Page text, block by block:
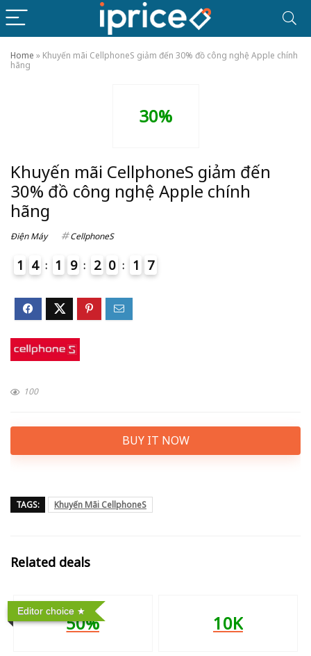
Home » Khuyến mãi CellphoneS giảm đến 30% đồ công nghệ Apple chính
hãng
30%
Khuyến mãi CellphoneS giảm đến
30% đồ công nghệ Apple chính
hãng
Điện Máy CellphoneS
1 4 1 9 2 0 1 7
100
BUY IT NOW
TAGS: Khuyến Mãi CellphoneS
Related deals
Editor choice
50% 10K